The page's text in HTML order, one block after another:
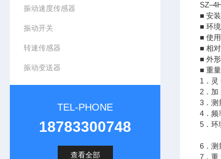
振动速度传感器
振动开关
转速传感器
振动变送器
TEL-PHONE
18783300748
查看全部
■ 安
■ 环
■ 使
■ 相
■ 外
■ 重
1．灵
2．加
3．测
4．频
5．环
6．测
7．重